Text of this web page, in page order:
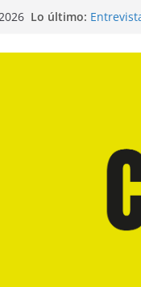
Lo último: